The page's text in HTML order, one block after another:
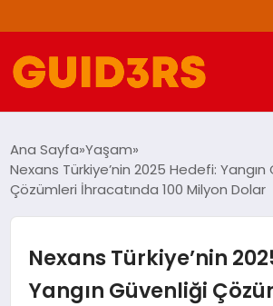
YAŞAM
Ana Sayfa Yaşam
Nexans Türkiye’nin 2025 Hedefi: Yangın
Çözümleri İhracatında 100 Milyon Dolar
Nexans Türkiye’nin
Yangın Güvenliği